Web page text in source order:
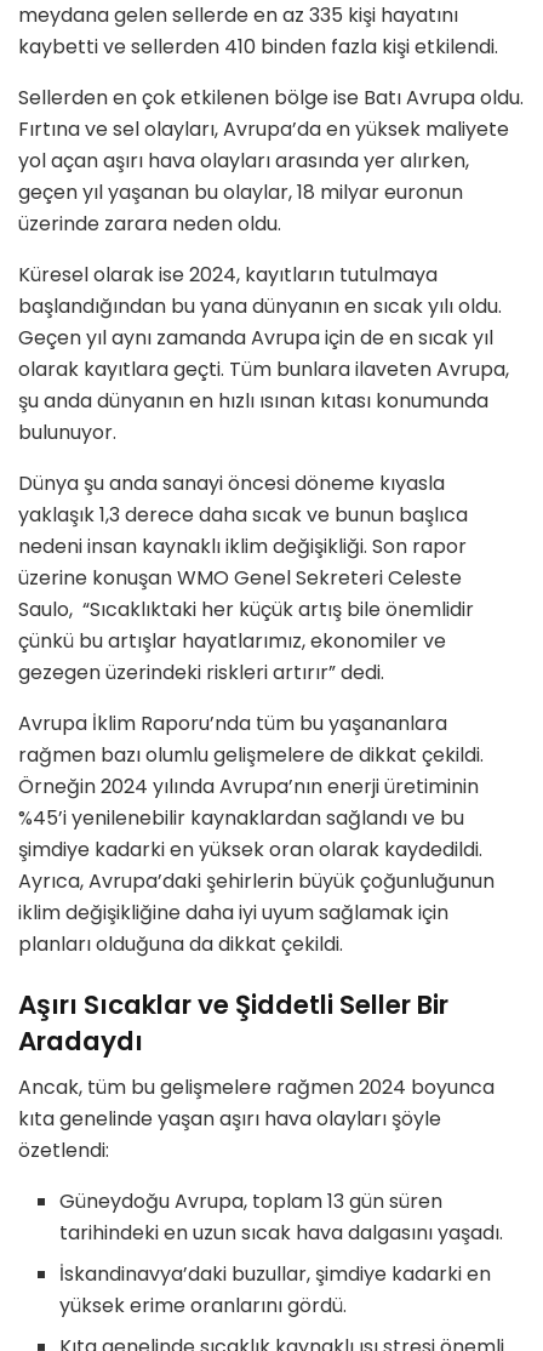
meydana gelen sellerde en az 335 kişi hayatını
kaybetti ve sellerden 410 binden fazla kişi etkilendi.
Sellerden en çok etkilenen bölge ise Batı Avrupa oldu.
Fırtına ve sel olayları, Avrupa’da en yüksek maliyete
yol açan aşırı hava olayları arasında yer alırken,
geçen yıl yaşanan bu olaylar, 18 milyar euronun
üzerinde zarara neden oldu.
Küresel olarak ise 2024, kayıtların tutulmaya
başlandığından bu yana dünyanın en sıcak yılı oldu.
Geçen yıl aynı zamanda Avrupa için de en sıcak yıl
olarak kayıtlara geçti. Tüm bunlara ilaveten Avrupa,
şu anda dünyanın en hızlı ısınan kıtası konumunda
bulunuyor.
Dünya şu anda sanayi öncesi döneme kıyasla
yaklaşık 1,3 derece daha sıcak ve bunun başlıca
nedeni insan kaynaklı iklim değişikliği. Son rapor
üzerine konuşan WMO Genel Sekreteri Celeste
Saulo, “Sıcaklıktaki her küçük artış bile önemlidir
çünkü bu artışlar hayatlarımız, ekonomiler ve
gezegen üzerindeki riskleri artırır” dedi.
Avrupa İklim Raporu’nda tüm bu yaşananlara
rağmen bazı olumlu gelişmelere de dikkat çekildi.
Örneğin 2024 yılında Avrupa’nın enerji üretiminin
%45’i yenilenebilir kaynaklardan sağlandı ve bu
şimdiye kadarki en yüksek oran olarak kaydedildi.
Ayrıca, Avrupa’daki şehirlerin büyük çoğunluğunun
iklim değişikliğine daha iyi uyum sağlamak için
planları olduğuna da dikkat çekildi.
Aşırı Sıcaklar ve Şiddetli Seller Bir
Aradaydı
Ancak, tüm bu gelişmelere rağmen 2024 boyunca
kıta genelinde yaşan aşırı hava olayları şöyle
özetlendi:
Güneydoğu Avrupa, toplam 13 gün süren
tarihindeki en uzun sıcak hava dalgasını yaşadı.
İskandinavya’daki buzullar, şimdiye kadarki en
yüksek erime oranlarını gördü.